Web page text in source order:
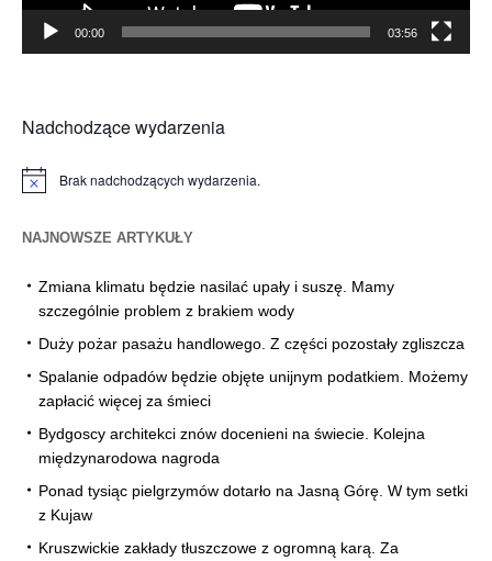
00:00 03:56
Nadchodzące wydarzenia
Powiadomienie
Brak nadchodzących wydarzenia.
NAJNOWSZE ARTYKUŁY
Zmiana klimatu będzie nasilać upały i suszę. Mamy
szczególnie problem z brakiem wody
Duży pożar pasażu handlowego. Z części pozostały zgliszcza
Spalanie odpadów będzie objęte unijnym podatkiem. Możemy
zapłacić więcej za śmieci
Bydgoscy architekci znów docenieni na świecie. Kolejna
międzynarodowa nagroda
Ponad tysiąc pielgrzymów dotarło na Jasną Górę. W tym setki
z Kujaw
Kruszwickie zakłady tłuszczowe z ogromną karą. Za